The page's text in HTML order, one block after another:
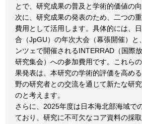
とで、研究成果の普及と学術的価値の向
次に、研究成果の発表のため、二つの
費用として活用します。具体的には、
合（JpGU）の年次大会（幕張開催）と
ンツェで開催されるINTERRAD（国際
研究集会）への参加費用です。これら
果発表は、本研究の学術的評価を高め
野の研究者との交流を通じて新たな研
のと考えます。
さらに、2025年度は日本海北部海域で
ており、研究に不可欠なコア資料の採